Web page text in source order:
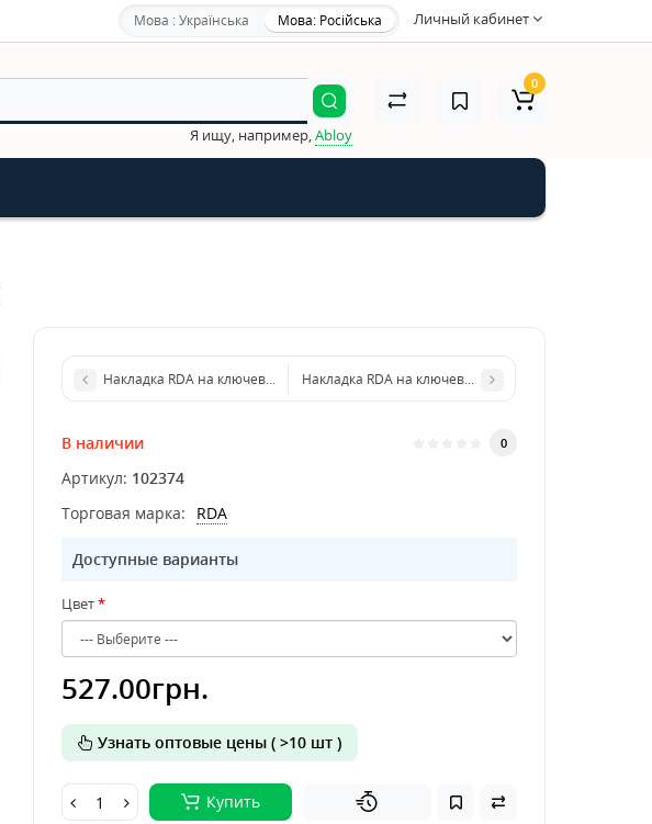
Личный кабинет
Мова : Українська Мова: Російська
Я ищу, например, Abloy
0
Накладка RDA на ключевое RY-64 Miura (Taglio) (под цилиндр)
Накладка RDA на ключевое RY-40 (под цилиндр)
В наличии 0
Артикул: 102374
Торговая марка:
RDA
Доступные варианты
Цвет
527.00грн.
Узнать оптовые цены ( >10 шт )
Купить